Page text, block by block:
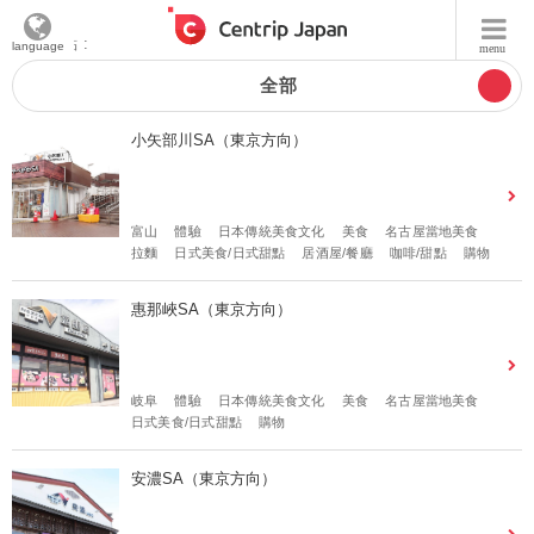
menu
language
選擇地點 :
全部
小矢部川SA（東京方向）
富山 體驗 日本傳統美食文化 美食
名古屋當地美食
拉麵
日式美食/日式甜點 居酒屋/餐廳 咖啡/甜點 購物
惠那峽SA（東京方向）
岐阜 體驗 日本傳統美食文化 美食
名古屋當地美食
日式美食/日式甜點
購物
安濃SA（東京方向）